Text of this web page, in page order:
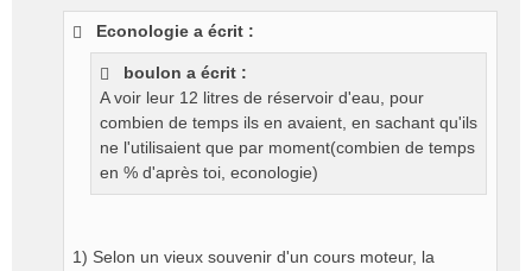
Econologie a écrit :
boulon a écrit :
A voir leur 12 litres de réservoir d'eau, pour
combien de temps ils en avaient, en sachant qu'ils
ne l'utilisaient que par moment(combien de temps
en % d'après toi, econologie)
1) Selon un vieux souvenir d'un cours moteur, la